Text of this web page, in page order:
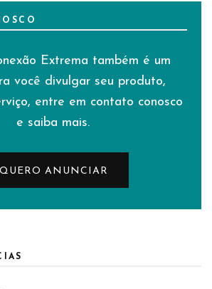
Extrema também é um
você divulgar seu produto,
entre em contato conosco
e saiba mais.
QUERO ANUNCIAR